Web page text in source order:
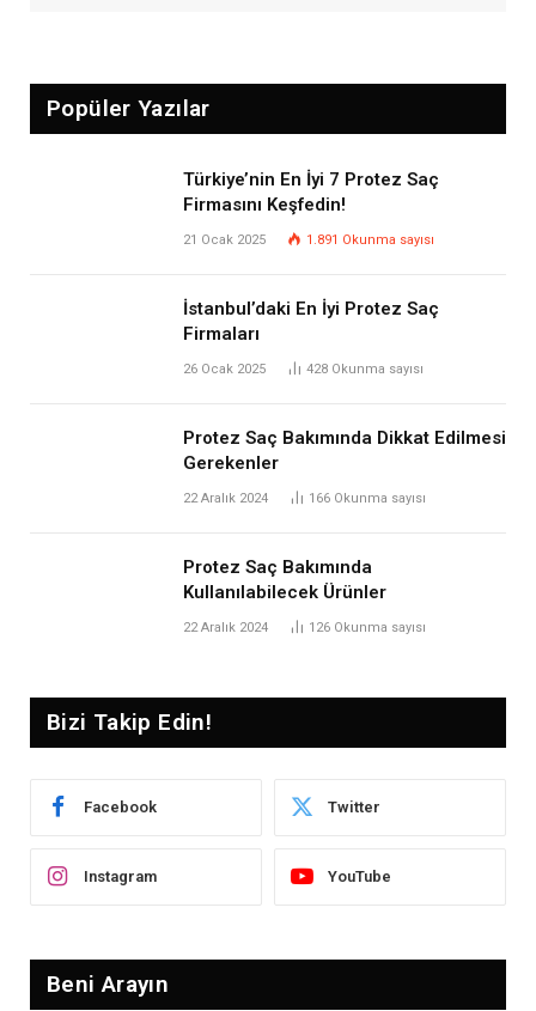
Popüler Yazılar
Türkiye’nin En İyi 7 Protez Saç
Firmasını Keşfedin!
21 Ocak 2025 1.891 Okunma sayısı
İstanbul’daki En İyi Protez Saç
Firmaları
26 Ocak 2025 428 Okunma sayısı
Protez Saç Bakımında Dikkat Edilmesi
Gerekenler
22 Aralık 2024 166 Okunma sayısı
Protez Saç Bakımında
Kullanılabilecek Ürünler
22 Aralık 2024 126 Okunma sayısı
Bizi Takip Edin!
Facebook Twitter
Instagram YouTube
Beni Arayın